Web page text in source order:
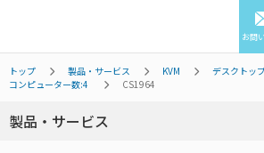
お問
トップ 製品・サービス KVM
デスクトッ
コンピューター数:4
CS1964
製品・サービス